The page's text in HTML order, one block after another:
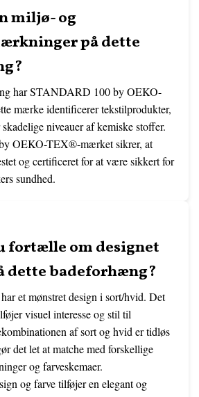
miljø- og
på dette
har STANDARD 100 by OEKO-
mærke identificerer tekstilprodukter,
niveauer af kemiske stoffer.
OEKO-TEX®-mærket sikrer, at
og certificeret for at være sikkert for
sundhed.
fortælle om designet
dette badeforhæng?
et mønstret design i sort/hvid. Det
visuel interesse og stil til
af sort og hvid er tidløs
det let at matche med forskellige
og farveskemaer.
og farve tilføjer en elegant og